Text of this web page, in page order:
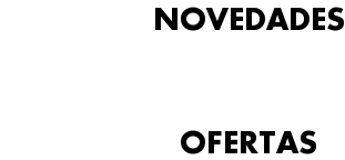
NOVEDADES
OFERTAS